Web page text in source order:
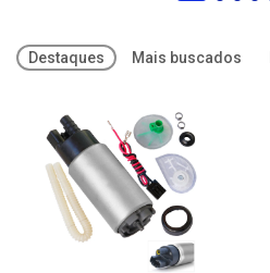
Destaques Mais buscados